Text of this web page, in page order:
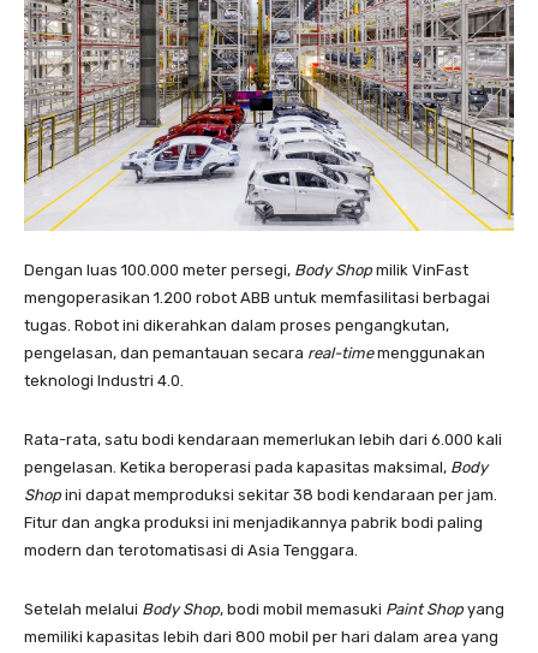
Dengan luas 100.000 meter persegi, Body Shop milik VinFast
mengoperasikan 1.200 robot ABB untuk memfasilitasi berbagai
tugas. Robot ini dikerahkan dalam proses pengangkutan,
pengelasan, dan pemantauan secara real-timemenggunakan
teknologi Industri 4.0.
Rata-rata, satu bodi kendaraan memerlukan lebih dari 6.000 kali
pengelasan. Ketika beroperasi pada kapasitas maksimal, Body
Shop ini dapat memproduksi sekitar 38 bodi kendaraan per jam.
Fitur dan angka produksi ini menjadikannya pabrik bodi paling
modern dan terotomatisasi di Asia Tenggara.
Setelah melalui Body Shop, bodi mobil memasuki Paint Shop yang
memiliki kapasitas lebih dari 800 mobil per hari dalam area yang